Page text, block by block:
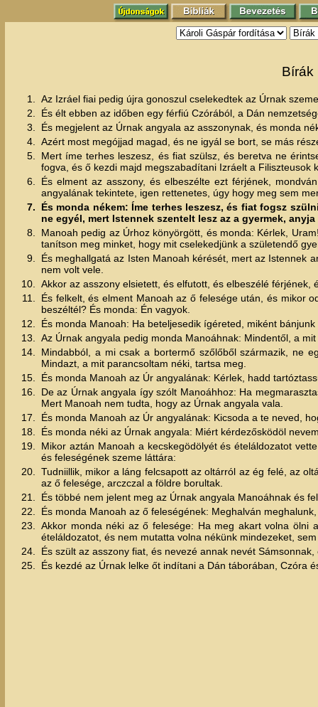
Bírák
1.
Az Izráel fiai pedig újra gonoszul cselekedtek az Úrnak
2.
És élt ebben az időben egy férfiú Czórából, a Dán
3.
És megjelent az Úrnak angyala az asszonynak, és monda
4.
Azért most megójjad magad, és ne igyál se bort, se más
5.
Mert íme terhes leszesz, és fiat szülsz, és beretva ne
fogva, és ő kezdi majd megszabadítani Izráelt a Filiszteusok
6.
És elment az asszony, és elbeszélte ezt férjének,
angyalának tekintete, igen rettenetes, úgy hogy meg sem
7.
És monda nékem: Íme terhes leszesz, és fiat fogsz
ne egyél, mert Istennek szentelt lesz az a gyermek,
8.
Manoah pedig az Úrhoz könyörgött, és monda: Kérlek,
tanítson meg minket, hogy mit cselekedjünk a születendő
9.
És meghallgatá az Isten Manoah kérését, mert az Istennek
nem volt vele.
10.
Akkor az asszony elsietett, és elfutott, és elbeszélé
11.
És felkelt, és elment Manoah az ő felesége után, és mikor
beszéltél? És monda: Én vagyok.
12.
És monda Manoah: Ha beteljesedik ígéreted, miként
13.
Az Úrnak angyala pedig monda Manoáhnak: Mindentől, a
14.
Mindabból, a mi csak a bortermő szőlőből származik, ne
Mindazt, a mit parancsoltam néki, tartsa meg.
15.
És monda Manoah az Úr angyalának: Kérlek, hadd
16.
De az Úrnak angyala így szólt Manoáhhoz: Ha
Mert Manoah nem tudta, hogy az Úrnak angyala vala.
17.
És monda Manoah az Úr angyalának: Kicsoda a te neved,
18.
És monda néki az Úrnak angyala: Miért kérdezősködöl
19.
Mikor aztán Manoah a kecskegödölyét és ételáldozatot
és feleségének szeme láttára:
20.
Tudniillik, mikor a láng felcsapott az oltárról az ég felé, az
az ő felesége, arczczal a földre borultak.
21.
És többé nem jelent meg az Úrnak angyala Manoáhnak és
22.
És monda Manoah az ő feleségének: Meghalván
23.
Akkor monda néki az ő felesége: Ha meg akart volna ölni
ételáldozatot, és nem mutatta volna nékünk mindezeket,
24.
És szült az asszony fiat, és nevezé annak nevét
25.
És kezdé az Úrnak lelke őt indítani a Dán táborában, Czóra